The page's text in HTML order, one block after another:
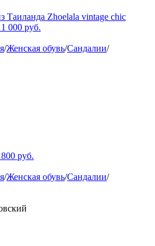
Таиланда Zhoelala vintage chic
1 000 руб.
/Женская обувь/Сандалии/
800 руб.
/Женская обувь/Сандалии/